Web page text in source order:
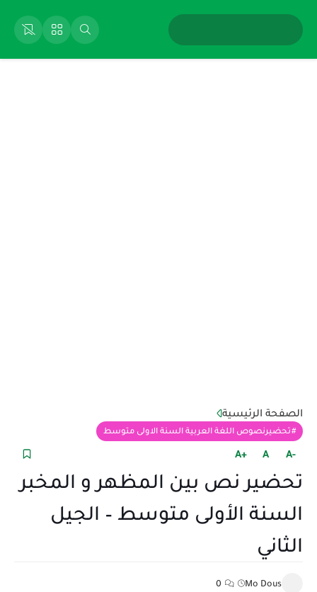
الصفحة الرئيسية
تحضيرنصوص اللغة العربية السنة الاولى متوسط
+A A -A
تحضير نص بين المظهر و المخبر
السنة الأولى متوسط – الجيل
الثاني
Mo Dous
0